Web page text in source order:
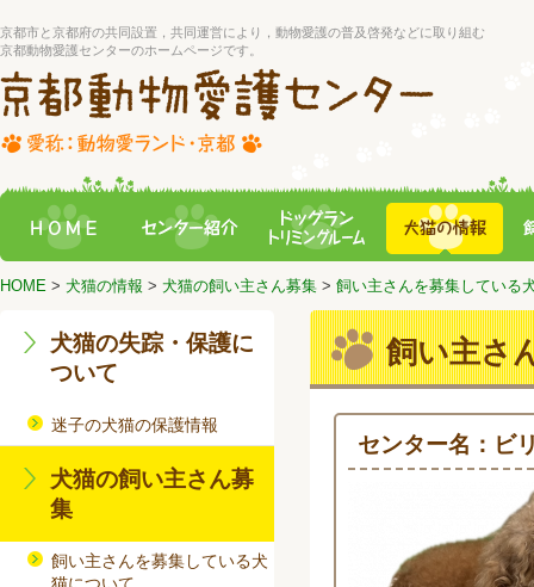
京都市と京都府の共同設置，共同運営により，動物愛護の普及啓発などに取り組む
京都動物愛護センターのホームページです。
HOME > 犬猫の情報 > 犬猫の飼い主さん募集 > 飼い主さんを募集している
犬猫の失踪・保護に
ついて
迷子の犬猫の保護情報
犬猫の飼い主さん募
集
飼い主さんを募集している犬
飼い主さ
センター名：ビ